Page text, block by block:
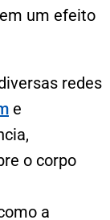
um efeito
redes
e
o corpo
a